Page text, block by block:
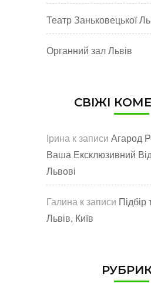
Театр Заньковецької
Органний зал Львів
СВІЖІ
Ірина к записи Агарод
Ваша Ексклюзивний
Львові
Галина к записи Підбір
Львів, Київ